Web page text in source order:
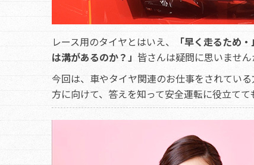
レース用のタイヤとはいえ、
「早く走るため
は溝があるのか？」 皆さんは疑問に思いません
今回は、車やタイヤ関連のお仕事をされてい
方に向けて、答えを知って安全運転に役立て